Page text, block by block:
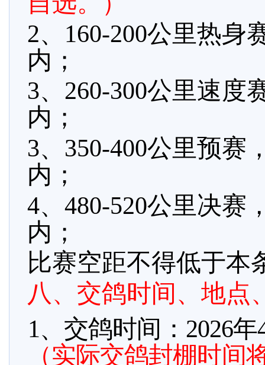
2、160-200公里热身
内；
3、260-300公里速度
内；
3、350-400公里预赛
内；
4、480-520公里决赛
内；
比赛空距不得低于本
八、交鸽时间、地点
1、交鸽时间：2026
（实际交鸽封棚时间